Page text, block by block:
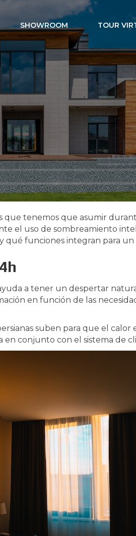
SHOWROOM TOUR
que tenemos que asumir
el uso de sombreamiento
y qué funciones integran para
a tener un despertar
en función de las
suben para que el
conjunto con el sistema de